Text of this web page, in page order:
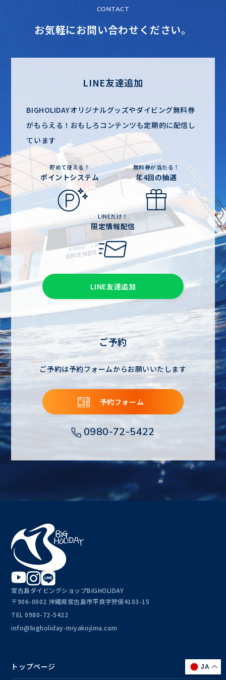
JA
CONTACT
お気軽にお問い合わせください。
LINE友達追加
BIGHOLIDAYオリジナルグッズやダイビング無料券
がもらえる！ おもしろコンテンツも定期的に配信し
ています
貯めて使える！
ポイントシステム
無料券が当たる！
年4回の抽選
LINEだけ！
限定情報配信
LINE友達追加
ご予約
ご予約は予約フォームからお願いいたします
予約フォーム
0980-72-5422
宮古島ダイビングショップBIGHOLIDAY
〒906-0002 沖縄県宮古島市平良字狩俣4103-15
TEL0980-72-5422
info@bigholiday-miyakojima.com
トップページ